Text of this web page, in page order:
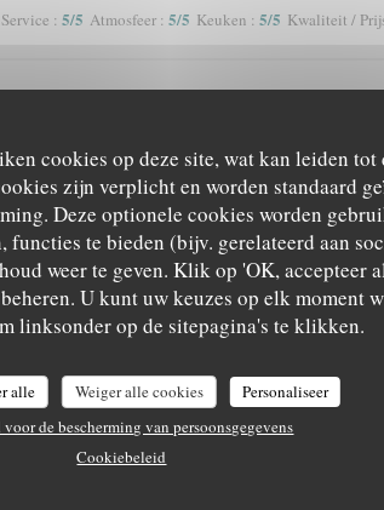
cookies op deze site, wat kan leiden tot
zijn verplicht en worden standaard
Deze optionele cookies worden
functies te bieden (bijv. gerelateerd aan
weer te geven. Klik op 'OK, accepteer
U kunt uw keuzes op elk moment
linksonder op de sitepagina's te klikken.
alle Weiger alle cookies
Personaliseer
de bescherming van persoonsgegevens
Cookiebeleid
Service : 5/5 Atmosfeer : 5/5 Keuken : 5/5 Kwaliteit /
Service :4/5 Atmosfeer:4/5 Keuken: 4/5 Kwaliteit /
Service:3/5 Atmosfeer: 4/5 Keuken:5 /5 Kwaliteit / Prijs
5